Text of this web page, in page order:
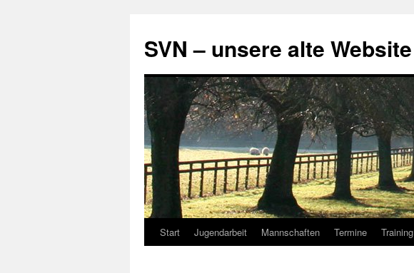
SVN – unsere alte Website
ZumStart Jugendarbeit Mannschaften Termine Training